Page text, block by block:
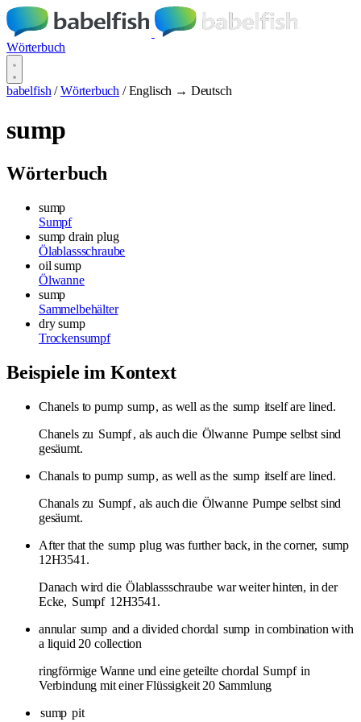
Wörterbuch
babelfish / Wörterbuch / Englisch → Deutsch
sump
Wörterbuch
sump
Sumpf
sump drain plug
Ölablassschraube
oil sump
Ölwanne
sump
Sammelbehälter
dry sump
Trockensumpf
Beispiele im Kontext
Chanels to pump sump, as well as the sump itself are lined.
Chanels zu Sumpf, als auch die Ölwanne Pumpe selbst sind
gesäumt.
Chanals to pump sump, as well as the sump itself are lined.
Chanals zu Sumpf, als auch die Ölwanne Pumpe selbst sind
gesäumt.
After that the sump plug was further back, in the corner, sump
12H3541.
Danach wird die Ölablassschraube war weiter hinten, in der
Ecke, Sumpf 12H3541.
annular sump and a divided chordal sump in combination with
a liquid 20 collection
ringförmige Wanne und eine geteilte chordal Sumpf in
Verbindung mit einer Flüssigkeit 20 Sammlung
sump pit